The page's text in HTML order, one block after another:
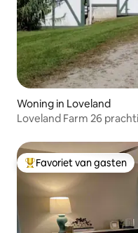
Woning in Loveland
Loveland Farm 26
Topfavoriet van gasten
Favoriet van gasten